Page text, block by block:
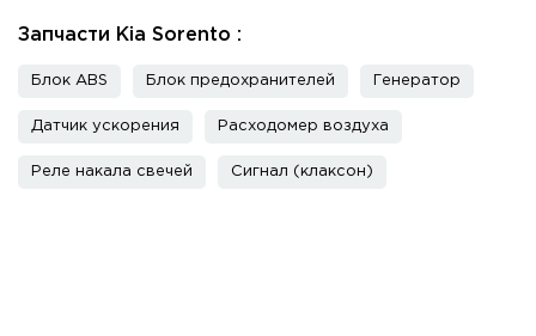
Запчасти Kia Sorento :
Блок ABS Блок предохранителей Генератор
Датчик ускорения Расходомер воздуха
Реле накала свечей Сигнал (клаксон)